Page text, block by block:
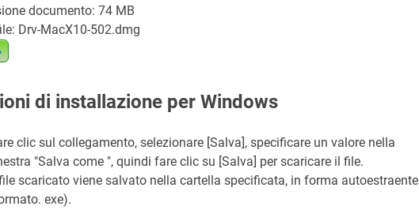
documento: 74 MB
Drv-MacX10-502.dmg
di installazione per Windows
clic sul collegamento, selezionare [Salva], specificare un valore nella
"Salva come ", quindi fare clic su [Salva] per scaricare il file.
scaricato viene salvato nella cartella specificata, in forma autoestraente
exe).